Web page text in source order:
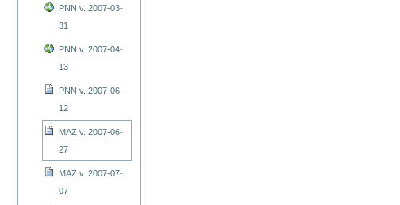
PNN v. 2007-03-
31
PNN v. 2007-04-
13
PNN v. 2007-06-
12
MAZ v. 2007-06-
27
MAZ v. 2007-07-
07